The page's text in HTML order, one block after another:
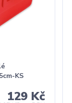
KS
129 Kč